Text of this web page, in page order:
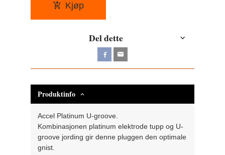
Kjøp
Del dette
Produktinfo
Accel Platinum U-groove.
Kombinasjonen platinum elektrode tupp og U-
groove jording gir denne pluggen den optimale
gnist.